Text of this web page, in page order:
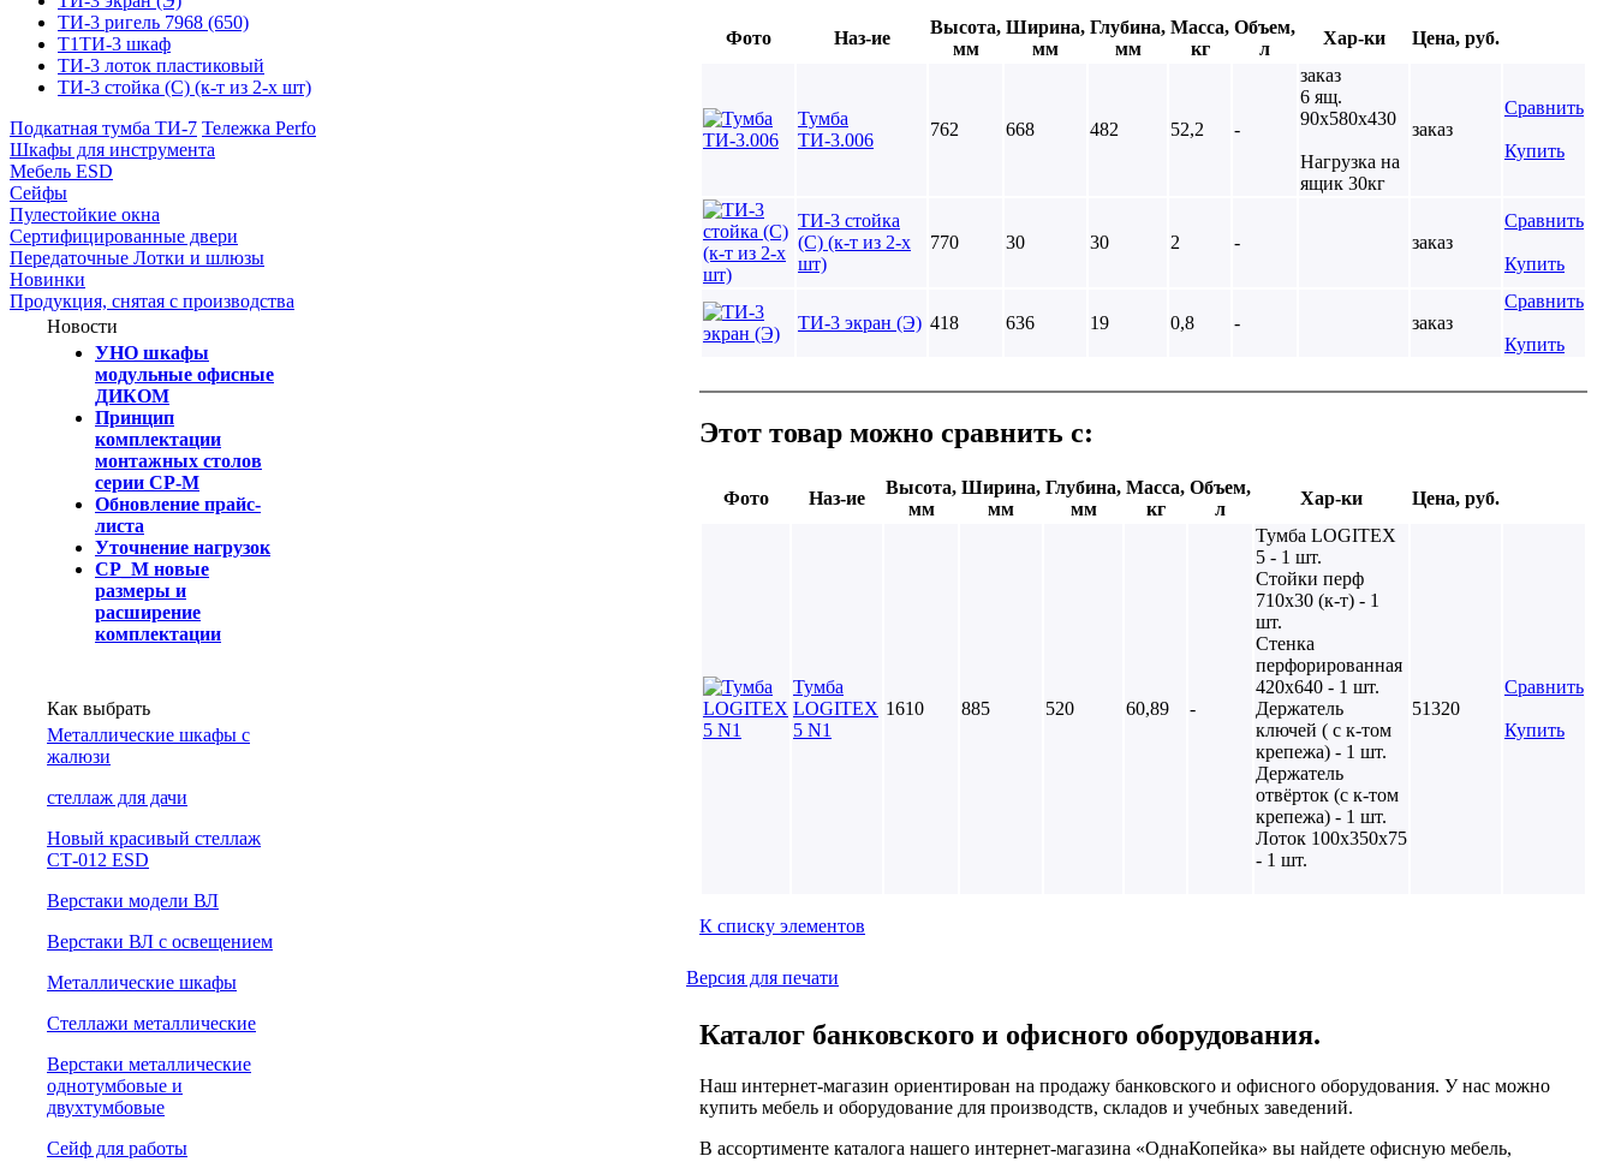
ТИ-3 ригель 7968 (650)
Т1ТИ-3 шкаф
ТИ-3 лоток пластиковый
ТИ-3 стойка (С) (к-т из 2-х шт)
Подкатная тумба ТИ-7 Тележка Perfo
Шкафы для инструмента
Мебель ESD
Сейфы
Пулестойкие окна
Сертифицированные двери
Передаточные Лотки и шлюзы
Новинки
Продукция, снятая с производства
Новости
УНО шкафы
модульные офисные
ДИКОМ
Принцип
комплектации
монтажных столов
серии СР-М
Обновление прайс-
листа
Уточнение нагрузок
СР_М новые
размеры и
расширение
комплектации
Как выбрать
Металлические шкафы с
жалюзи
cтеллаж для дачи
Новый красивый стеллаж
СТ-012 ESD
Верстаки модели ВЛ
Верстаки ВЛ с освещением
Металлические шкафы
Стеллажи металлические
Верстаки металлические
однотумбовые и
двухтумбовые
Сейф для работы
Фото Наз-ие
Высота,
мм
Ширина,
мм
Глубина,
мм
Масса,
кг
Объем,
л
Хар-ки Цена, руб.
Тумба
ТИ-3.006
762 668 482 52,2 -
заказ
6 ящ.
90х580х430
Нагрузка на
ящик 30кг
заказ
Сравнить
Купить
ТИ-3 стойка
(С) (к-т из 2-х
шт)
770 30 30 2 - заказ
Сравнить
Купить
ТИ-3 экран (Э) 418 636 19 0,8 - заказ
Сравнить
Купить
Этот товар можно сравнить с:
Фото Наз-ие
Высота,
мм
Ширина,
мм
Глубина,
мм
Масса,
кг
Объем,
л
Хар-ки Цена, руб.
Тумба
LOGITEX
5 N1
1610 885 520 60,89 -
Тумба LOGITEX
5 - 1 шт.
Cтойки перф
710х30 (к-т) - 1
шт.
Стенка
перфорированная
420х640 - 1 шт.
Держатель
ключей ( с к-том
крепежа) - 1 шт.
Держатель
отвёрток (с к-том
крепежа) - 1 шт.
Лоток 100х350х75
- 1 шт.
51320
Сравнить
Купить
К списку элементов
Версия для печати
Каталог банковского и офисного оборудования.
Наш интернет-магазин ориентирован на продажу банковского и офисного оборудования. У нас можно
купить мебель и оборудование для производств, складов и учебных заведений.
В ассортименте каталога нашего интернет-магазина «ОднаКопейка» вы найдете офисную мебель,